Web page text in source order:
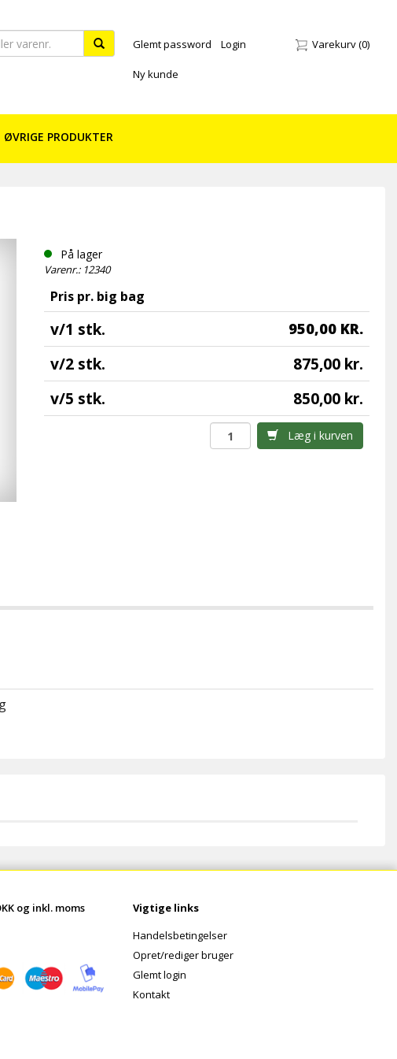
Varekurv(0)
Glemt password Login
Ny kunde
ØVRIGE PRODUKTER
På lager
Varenr.: 12340
Pris pr. big bag
v/1 stk. 950,00 KR.
v/2 stk.
875,00 kr.
v/5 stk.
850,00 kr.
Læg i kurven
og inkl. moms
Vigtige links
Handelsbetingelser
Opret/rediger bruger
Glemt login
Kontakt